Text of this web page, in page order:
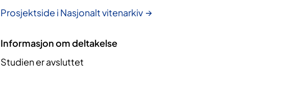
Prosjektside i Nasjonalt vitenarkiv
Informasjon om deltakelse
Studien er avsluttet